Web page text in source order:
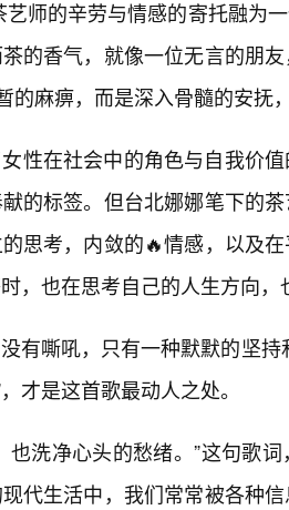
艺师的辛劳与情感的寄托融为
的香气，就像一位无言的朋
的麻痹，而是深入骨髓的安抚
性在社会中的角色与自我价
的标签。但台北娜娜笔下的
思考，内敛的🔥情感，以及
，也在思考自己的人生方向，
有嘶吼，只有一种默默的坚
才是这首歌最动人之处。
也洗净心头的愁绪。”这句歌
代生活中，我们常常被各种